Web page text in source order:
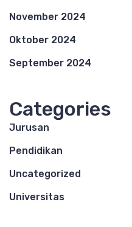
November 2024
Oktober 2024
September 2024
Categories
Jurusan
Pendidikan
Uncategorized
Universitas